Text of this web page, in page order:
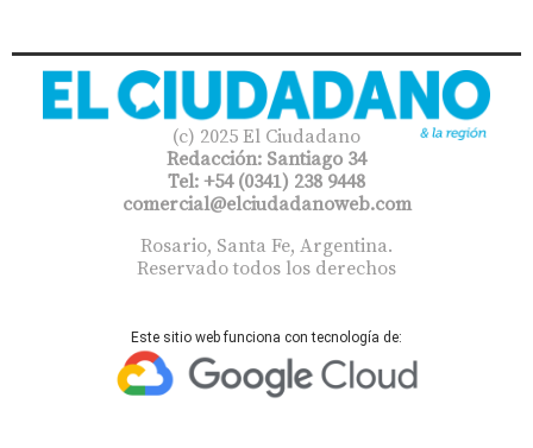
(c) 2025 El Ciudadano
Redacción: Santiago 34
Tel: +54 (0341) 238 9448
comercial@elciudadanoweb.com​
Rosario, Santa Fe, Argentina.
Reservado todos los derechos
Este sitio web funciona con tecnología de: